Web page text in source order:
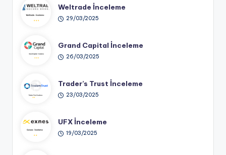
Weltrade İnceleme
29/03/2025
Grand Capital İnceleme
26/03/2025
Trader’s Trust İnceleme
23/03/2025
UFX İnceleme
19/03/2025